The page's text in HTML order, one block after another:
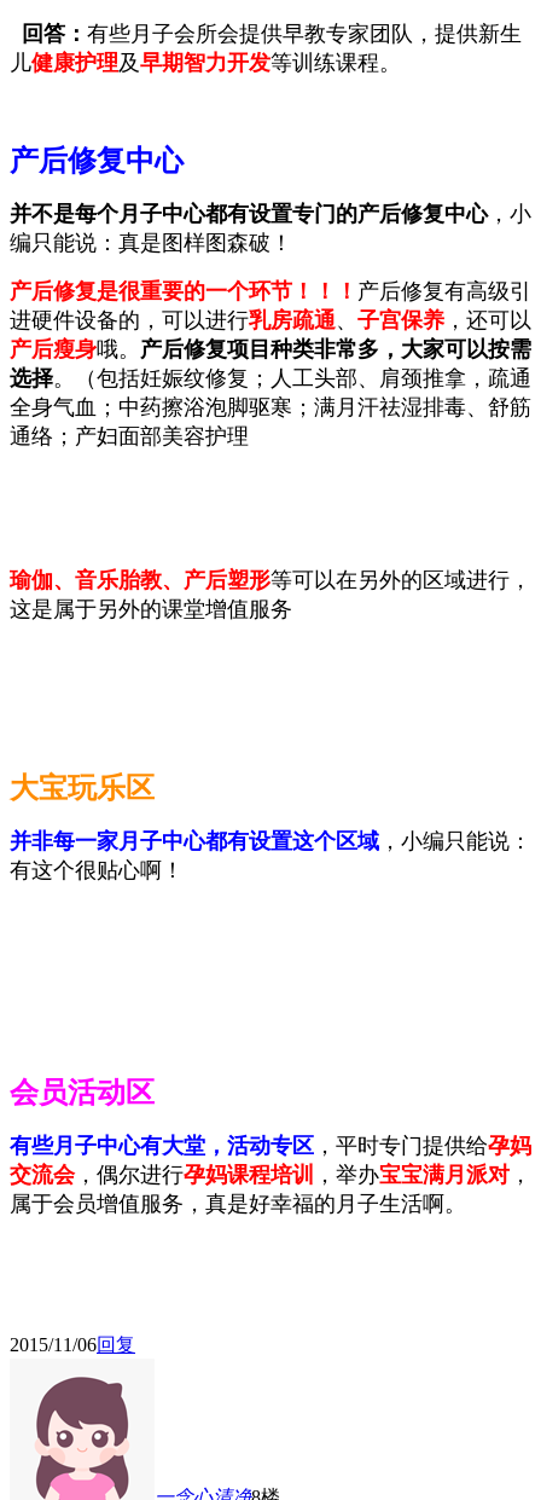
回答： 有些月子会所会提供早教专家团队，提供新生
儿健康护理及早期智力开发等训练课程。
产后修复中心
并不是每个月子中心都有设置专门的产后修复中心，小
编只能说：真是图样图森破！
产后修复是很重要的一个环节！！
！ 产后修复有高级引
进硬件设备的，可以进行乳房疏通、 子宫保养 ，还可以
产后瘦身哦。 产后修复项目种类非常多，大家可以按需
选择。（包括妊娠纹修复；人工头部、肩颈推拿，疏通
全身气血；中药擦浴泡脚驱寒；满月汗祛湿排毒、舒筋
通络；产妇面部美容护理
瑜伽、音乐胎教、产后塑形等可以在另外的区域进行，
这是属于另外的课堂增值服务
大宝玩乐区
并非每一家月子中心都有设置这个区域 ，小编只能说：
有这个很贴心啊！
会员活动区
有些月子中心有大堂，活动专区 ，平时专门提供给孕妈
交流会，偶尔进行孕妈课程培训 ，举办宝宝满月派对 ，
属于会员增值服务，真是好幸福的月子生活啊。
2015/11/06回复